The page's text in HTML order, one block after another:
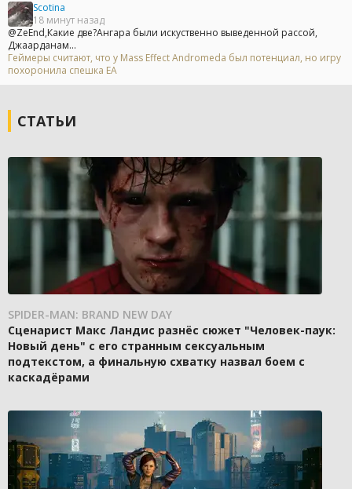
Scotina
18 минут назад
@ZeEnd,Какие две?Ангара были искуственно выведенной рассой,
Джаарданам...
Геймеры считают, что у Mass Effect Andromeda был потенциал, но игру
похоронила спешка EA
СТАТЬИ
SPIDER-MAN: BRAND NEW DAY
Сценарист Макс Ландис разнёс сюжет "Человек-паук:
Новый день" с его странным сексуальным
подтекстом, а финальную схватку назвал боем с
каскадёрами